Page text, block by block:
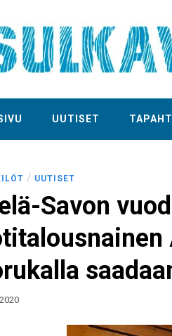
UUTISET
/ UUTISET
Savon